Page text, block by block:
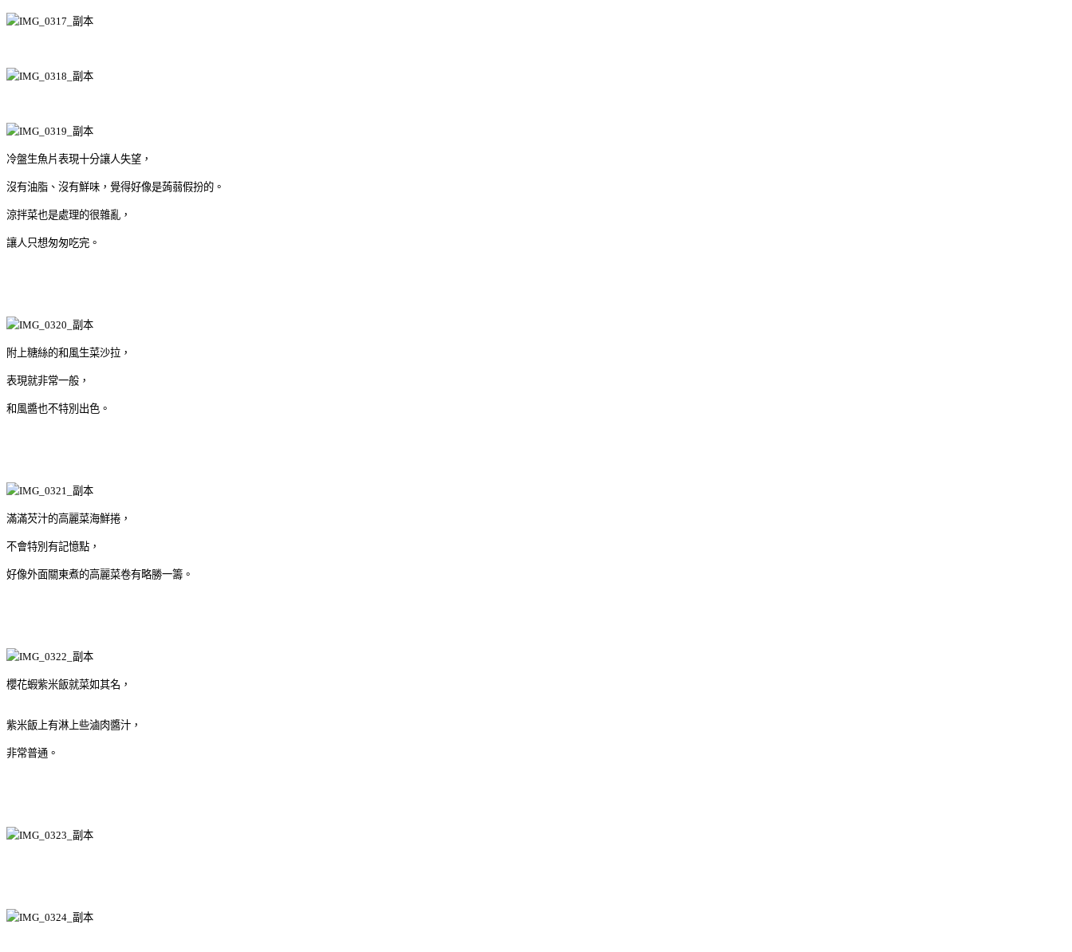
冷盤生魚片表現十分讓人失望，
沒有油脂、沒有鮮味，覺得好像是蒟蒻假扮的。
涼拌菜也是處理的很雜亂，
讓人只想匆匆吃完。
附上糖絲的和風生菜沙拉，
表現就非常一般，
和風醬也不特別出色。
滿滿芡汁的高麗菜海鮮捲，
不會特別有記憶點，
好像外面關東煮的高麗菜卷有略勝一籌。
櫻花蝦紫米飯就菜如其名，
紫米飯上有淋上些滷肉醬汁，
非常普通。